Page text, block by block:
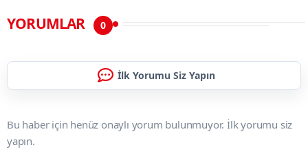
YORUMLAR 0
İlk Yorumu Siz Yapın
Bu haber için henüz onaylı yorum bulunmuyor. İlk yorumu siz
yapın.